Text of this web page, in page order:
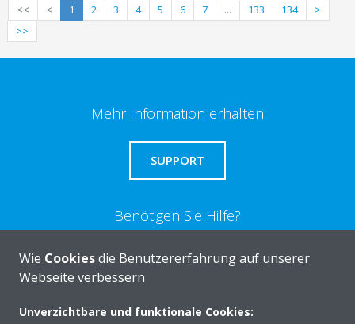
<< < 1 2 3 4 5 6 7 ... 133 134
>
>>
Mehr Information erhalten
SUPPORT
Benötigen Sie Hilfe?
KONTAKTIEREN SIE UNS
Wie Cookiesdie Benutzererfahrung auf unserer
Webseite verbessern
Unverzichtbare und funktionale Cookies: